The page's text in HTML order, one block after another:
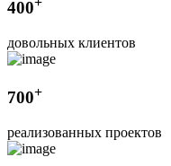
400
довольных клиентов
700+
реализованных проектов